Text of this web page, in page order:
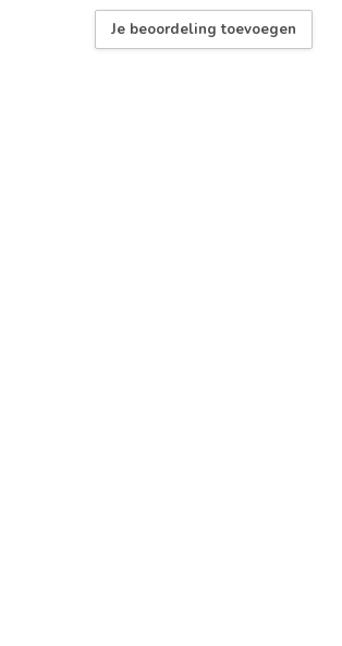
Je beoordeling toevoegen